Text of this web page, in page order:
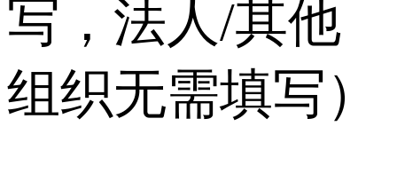
写，法人/其他
组织无需填写）